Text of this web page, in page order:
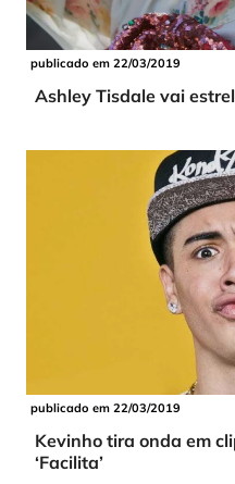
publicado em 22/03/2019
Ashley Tisdale vai
publicado em 22/03/2019
Kevinho tira onda em
‘Facilita’